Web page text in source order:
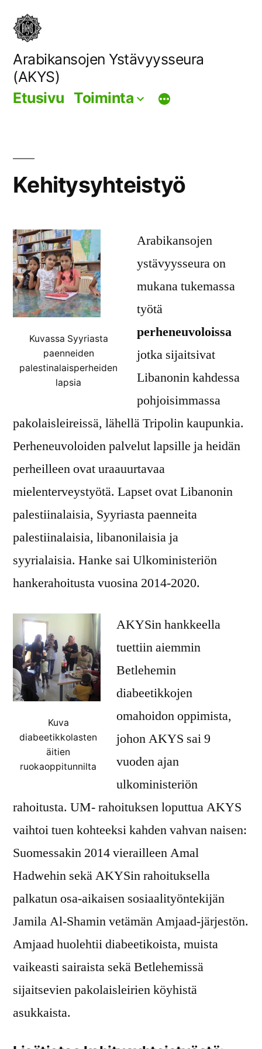
Siirry
sisältöön
Arabikansojen Ystävyysseura
(AKYS)
Etusivu Toiminta
Kehitysyhteistyö
Kuvassa Syyriasta
paenneiden
palestinalaisperheiden
lapsia
Arabikansojen
ystävyysseura on
mukana tukemassa
työtä
perheneuvoloissa
jotka sijaitsivat
Libanonin kahdessa
pohjoisimmassa
pakolaisleireissä, lähellä Tripolin kaupunkia.
Perheneuvoloiden palvelut lapsille ja heidän
perheilleen ovat uraauurtavaa
mielenterveystyötä. Lapset ovat Libanonin
palestiinalaisia, Syyriasta paenneita
palestiinalaisia, libanonilaisia ja
syyrialaisia. Hanke sai Ulkoministeriön
hankerahoitusta vuosina 2014-2020.
Kuva
diabeetikkolasten
äitien
ruokaoppitunnilta
AKYSin hankkeella
tuettiin aiemmin
Betlehemin
diabeetikkojen
omahoidon oppimista,
johon AKYS sai 9
vuoden ajan
ulkoministeriön
rahoitusta. UM- rahoituksen loputtua AKYS
vaihtoi tuen kohteeksi kahden vahvan naisen:
Suomessakin 2014 vierailleen Amal
Hadwehin sekä AKYSin rahoituksella
palkatun osa-aikaisen sosiaalityöntekijän
Jamila Al-Shamin vetämän Amjaad-järjestön.
Amjaad huolehtii diabeetikoista, muista
vaikeasti sairaista sekä Betlehemissä
sijaitsevien pakolaisleirien köyhistä
asukkaista.